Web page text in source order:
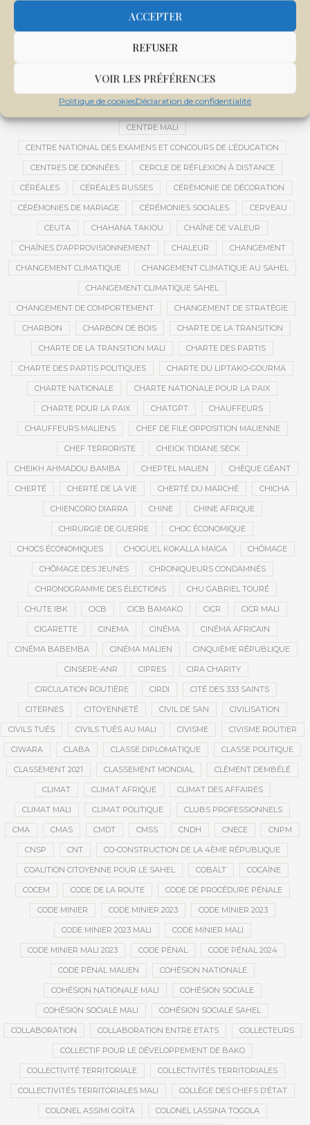
ACCEPTER
REFUSER
VOIR LES PRÉFÉRENCES
Politique de cookiesDéclaration de confidentialité
CENTRALE SOLAIRE DE SANANKOROBA
CENTRE INTERNATIONAL DE CONFÉRENCES DE BAMAKO
CENTRE MALI
CENTRE NATIONAL DES EXAMENS ET CONCOURS DE L’ÉDUCATION
CENTRES DE DONNÉES CERCLE DE RÉFLEXION À DISTANCE
CÉRÉALES CÉRÉALES RUSSES CÉRÉMONIE DE DÉCORATION
CÉRÉMONIES DE MARIAGE CÉRÉMONIES SOCIALES CERVEAU
CEUTA CHAHANA TAKIOU CHAÎNE DE VALEUR
CHAÎNES D’APPROVISIONNEMENT CHALEUR CHANGEMENT
CHANGEMENT CLIMATIQUE CHANGEMENT CLIMATIQUE AU SAHEL
CHANGEMENT CLIMATIQUE SAHEL
CHANGEMENT DE COMPORTEMENT CHANGEMENT DE STRATÉGIE
CHARBON CHARBON DE BOIS CHARTE DE LA TRANSITION
CHARTE DE LA TRANSITION MALI CHARTE DES PARTIS
CHARTE DES PARTIS POLITIQUES CHARTE DU LIPTAKO-GOURMA
CHARTE NATIONALE CHARTE NATIONALE POUR LA PAIX
CHARTE POUR LA PAIX CHATGPT CHAUFFEURS
CHAUFFEURS MALIENS CHEF DE FILE OPPOSITION MALIENNE
CHEF TERRORISTE CHEICK TIDIANE SECK
CHEIKH AHMADOU BAMBA CHEPTEL MALIEN CHÈQUE GÉANT
CHERTÉ CHERTÉ DE LA VIE CHERTÉ DU MARCHÉ CHICHA
CHIENCORO DIARRA CHINE CHINE AFRIQUE
CHIRURGIE DE GUERRE CHOC ÉCONOMIQUE
CHOCS ÉCONOMIQUES CHOGUEL KOKALLA MAÏGA CHÔMAGE
CHÔMAGE DES JEUNES CHRONIQUEURS CONDAMNÉS
CHRONOGRAMME DES ÉLECTIONS CHU GABRIEL TOURÉ
CHUTE IBK CICB CICB BAMAKO CICR CICR MALI
CIGARETTE CINEMA CINÉMA CINÉMA AFRICAIN
CINÉMA BABEMBA CINÉMA MALIEN CINQUIÈME RÉPUBLIQUE
CINSERE-ANR CIPRES CIRA CHARITY
CIRCULATION ROUTIÈRE CIRDI CITÉ DES 333 SAINTS
CITERNES CITOYENNETÉ CIVIL DE SAN CIVILISATION
CIVILS TUÉS CIVILS TUÉS AU MALI CIVISME CIVISME ROUTIER
CIWARA CLABA CLASSE DIPLOMATIQUE CLASSE POLITIQUE
CLASSEMENT 2021 CLASSEMENT MONDIAL CLÉMENT DEMBÉLÉ
CLIMAT CLIMAT AFRIQUE CLIMAT DES AFFAIRES
CLIMAT MALI CLIMAT POLITIQUE CLUBS PROFESSIONNELS
CMA CMAS CMDT CMSS CNDH CNECE CNPM
CNSP CNT CO-CONSTRUCTION DE LA 4ÈME RÉPUBLIQUE
COALITION CITOYENNE POUR LE SAHEL COBALT COCAÏNE
COCEM CODE DE LA ROUTE CODE DE PROCÉDURE PÉNALE
CODE MINIER CODE MINIER 2023 CODE MINIER 2023
CODE MINIER 2023 MALI CODE MINIER MALI
CODE MINIER MALI 2023 CODE PÉNAL CODE PÉNAL 2024
CODE PÉNAL MALIEN COHÉSION NATIONALE
COHÉSION NATIONALE MALI COHÉSION SOCIALE
COHÉSION SOCIALE MALI COHÉSION SOCIALE SAHEL
COLLABORATION COLLABORATION ENTRE ETATS COLLECTEURS
COLLECTIF POUR LE DÉVELOPPEMENT DE BAKO
COLLECTIVITÉ TERRITORIALE COLLECTIVITÉS TERRITORIALES
COLLECTIVITÉS TERRITORIALES MALI COLLÈGE DES CHEFS D’ÉTAT
COLONEL ASSIMI GOÏTA COLONEL LASSINA TOGOLA